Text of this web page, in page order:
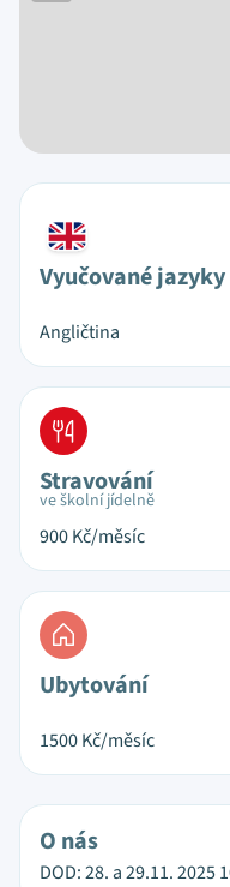
Vyučované jazyky
Angličtina
Stravování
ve školní jídelně
900Kč/měsíc
Ubytování
1500Kč/měsíc
O nás
DOD: 28. a 29.11. 2025